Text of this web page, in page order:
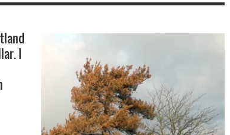
I